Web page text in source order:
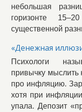
небольшая
горизонте
существенной
«Денежная
Психологи
привычку
про инфляцию.
хотя при
упала. Депозит